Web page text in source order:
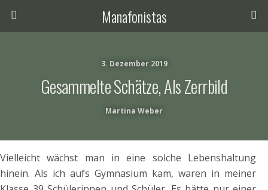
Manafonistas
3. Dezember 2019
Gesammelte Schätze, Als Zerrbild
Martina Weber
Vielleicht wächst man in eine solche Lebenshaltung
hinein. Als ich aufs Gymnasium kam, waren in meiner